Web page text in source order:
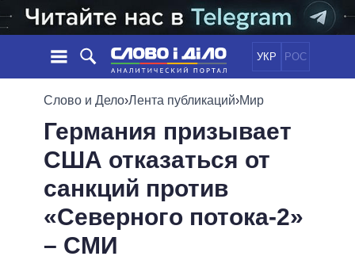
УКР РОС
НОВОСТИ
ЛЕНТА
СОБЫТИЯ
СТАТЬИ
МНЕНИЯ
ОБЗОРЫ
ДАЙДЖЕСТЫ
ПОЛИТИКА
ЭКОНОМИКА
ОБЩЕСТВО
ОБЕЩАНИЯ
ПОЛИТИКИ
ВСЕ ПОЛИТИКИ
ПРЕЗИДЕНТ И ОФИС
ВЕРХОВНАЯ РАДА
ИНФОГРАФИКА
Слово и Дело›Лента публикаций›Мир
Германия призывает
США отказаться от
санкций против
«Северного потока-2»
– СМИ